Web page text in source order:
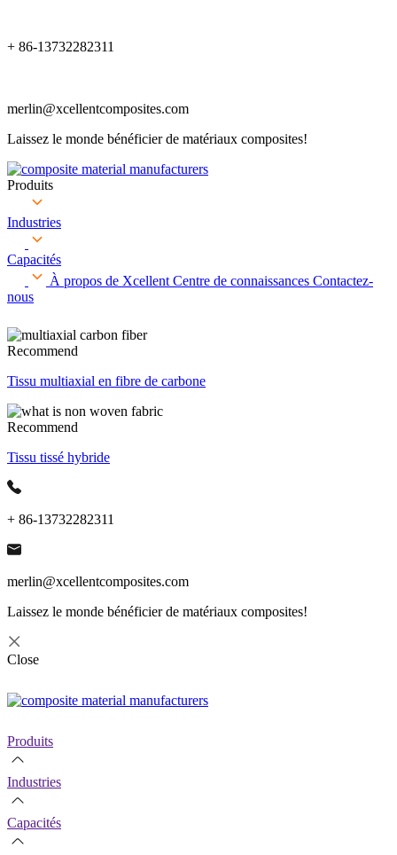
+ 86-13732282311
merlin@xcellentcomposites.com
Laissez le monde bénéficier de matériaux composites!
Produits
Industries
Capacités
À propos de Xcellent Centre de connaissances Contactez-
nous
Recommend
Tissu multiaxial en fibre de carbone
Recommend
Tissu tissé hybride
+ 86-13732282311
merlin@xcellentcomposites.com
Laissez le monde bénéficier de matériaux composites!
Close
Produits
Industries
Capacités